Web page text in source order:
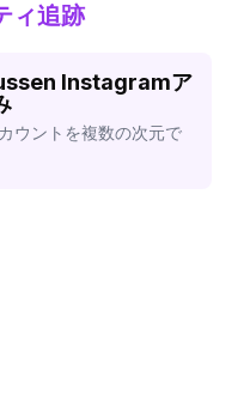
ィ追跡
Instagramア
ウントを複数の次元で